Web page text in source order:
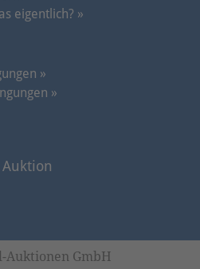
eigentlich? »
»
»
Auktionen GmbH